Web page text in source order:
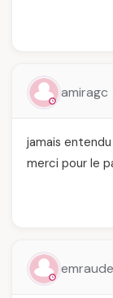
amiragc
jamais
merci pour le
emraude